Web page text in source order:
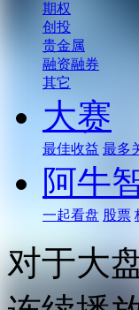
期权
创投
贵金属
融资融券
其它
大赛
最佳收益 最多
阿牛
一起看盘 股票
对于大